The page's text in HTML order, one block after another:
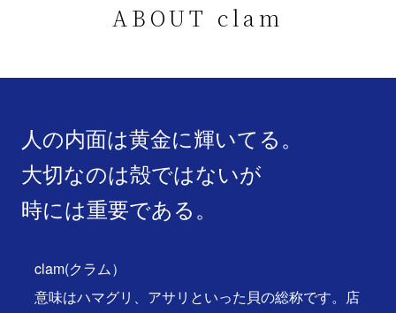
ABOUT clam
人の内面は黄金に輝いてる。
大切なのは殻ではないが
時には重要である。
clam(クラム）
意味はハマグリ、アサリといった貝の総称です。店